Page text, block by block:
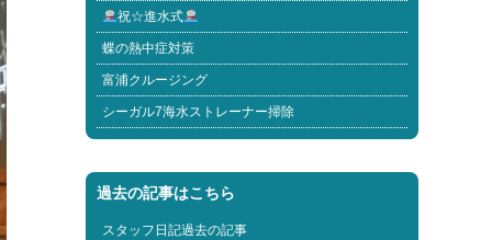
祝☆進水式
蝶の熱中症対策
富浦クルージング
シーガル7海水ストレーナー掃除
過去の記事はこちら
スタッフ日記過去の記事